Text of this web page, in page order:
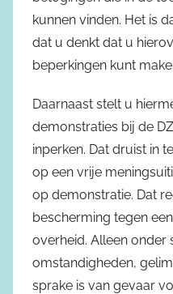
kunnen vinden. Het is
dat u denkt dat u
beperkingen kunt
Daarnaast stelt u
demonstraties bij de
inperken. Dat druist in
op een vrije
op demonstratie. Dat
bescherming tegen
overheid. Alleen onder
omstandigheden,
sprake is van gevaar